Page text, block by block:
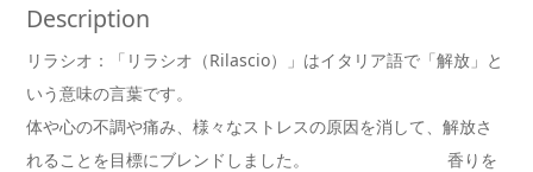
Description
リラシオ：「リラシオ（Rilascio）」はイタリア語で「解放」と
いう意味の言葉です。
体や心の不調や痛み、様々なストレスの原因を消して、解放さ
れることを目標にブレンドしました。 香りを